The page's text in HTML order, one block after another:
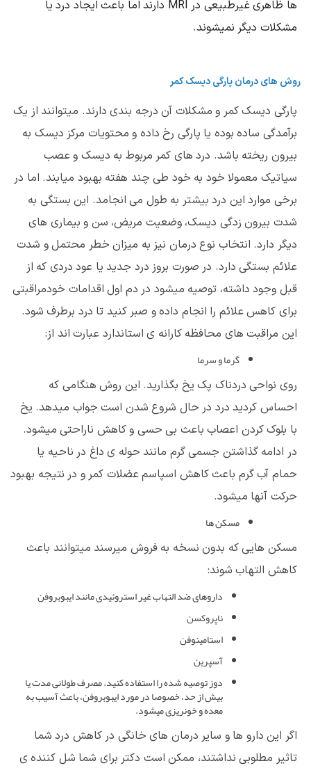
ها ظاهری غیرطبیعی در MRI دارند اما باعث ایجاد درد یا
مشکلات دیگر نمیشوند.
روش های درمان پارگی دیسک کمر
پارگی دیسک کمر و مشکلات آن درجه بندی دارند. میتوانند از یک
برآمدگی ساده بوده یا پارگی رخ داده و محتویات مرکز دیسک به
بیرون ریخته باشد. درد های کمر مربوط به دیسک و عصب
سیاتیک معمولا خود به خود طی چند هفته بهبود میابند. اما در
برخی موارد این درد بیشتر به طول می انجامد. این بستگی به
شدت بیرون زدگی دیسک، وضعیت مریض، سن و بیماری های
دیگر دارد. انتخاب نوع درمان نیز به میزان خطر محتمل و شدت
علائم بستگی دارد. در صورت بروز درد جدید یا عود دردی که از
قبل وجود داشته، توصیه میشود در دم اول اقدامات خودمراقبتی
برای کاهس علائم را انجام داده و صبر کنید تا درد برطرف شود.
این مراقبت های محافظه کارانه ی استاندارد عبارت اند از:
گرما و سرما
روی نواحی دردناک پک یخ بگذارید. این روش هنگامی که
احساس کردید درد در حال شروع شدن است جواب میدهد. یخ
با بلوک کردن اعصاب باعث بی حسی و کاهش ناراحتی میشود.
در ادامه گذاشتن جسمی گرم مانند حوله ی داغ در ناحیه یا
حمام آب گرم باعث کاهش اسپاسم عضلات کمر و در نتیجه بهبود
حرکت آنها میشود.
مسکن ها
مسکن هایی که بدون نسخه به فروش میرسند میتوانند باعث
کاهش التهاب شوند:
داروهای ضد التهاب غیر استروئیدی مانند ایبوبروفن
ناپروکسن
استامینوفن
آسپرین
دوز توصیه شده را استفاده کنید. مصرف طولانی مدت یا
بیش از حد، خصوصا در مورد ایبوبروفن، باعث آسیب به
معده و خونریزی میشود.
اگر این دارو ها و سایر درمان های خانگی در کاهش درد شما
تاثیر مطلوبی نداشتند، ممکن است دکتر برای شما شل کننده ی